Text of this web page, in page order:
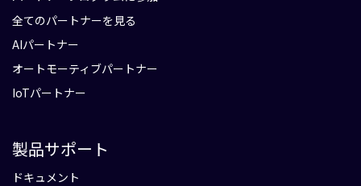
全てのパートナーを見る
AIパートナー
オートモーティブパートナー
IoTパートナー
製品サポート
ドキュメント